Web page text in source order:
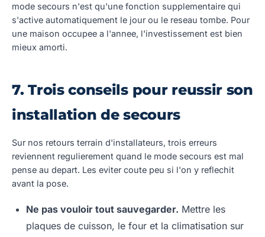
mode secours n'est qu'une fonction supplementaire qui
s'active automatiquement le jour ou le reseau tombe. Pour
une maison occupee a l'annee, l'investissement est bien
mieux amorti.
7. Trois conseils pour reussir son
installation de secours
Sur nos retours terrain d'installateurs, trois erreurs
reviennent regulierement quand le mode secours est mal
pense au depart. Les eviter coute peu si l'on y reflechit
avant la pose.
Ne pas vouloir tout sauvegarder. Mettre les
plaques de cuisson, le four et la climatisation sur